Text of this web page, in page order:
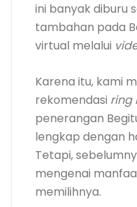
ini banyak diburu
tambahan pada
virtual melalui
Karena itu, kami
rekomendasi ring
penerangan
lengkap dengan
Tetapi,
mengenai
memilihnya.